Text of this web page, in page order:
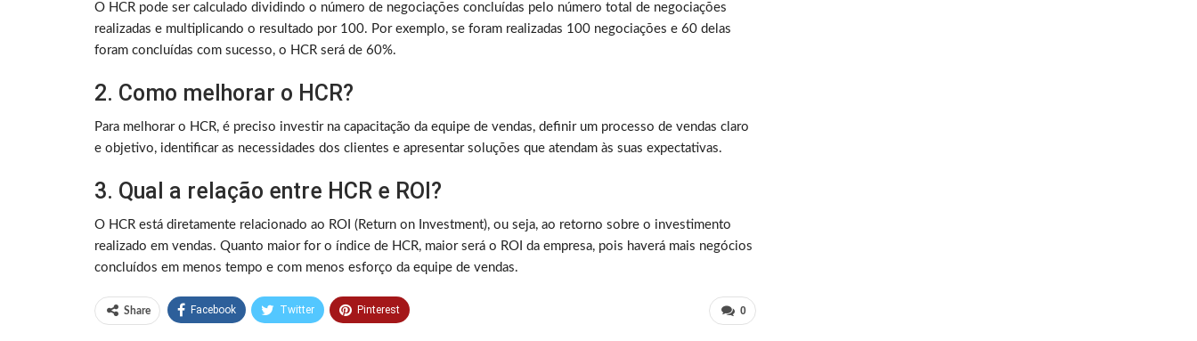
O HCR pode ser calculado dividindo o número de negociações concluídas pelo número total de negociações
realizadas e multiplicando o resultado por 100. Por exemplo, se foram realizadas 100 negociações e 60 delas
foram concluídas com sucesso, o HCR será de 60%.
2. Como melhorar o HCR?
Para melhorar o HCR, é preciso investir na capacitação da equipe de vendas, definir um processo de vendas claro
e objetivo, identificar as necessidades dos clientes e apresentar soluções que atendam às suas expectativas.
3. Qual a relação entre HCR e ROI?
O HCR está diretamente relacionado ao ROI (Return on Investment), ou seja, ao retorno sobre o investimento
realizado em vendas. Quanto maior for o índice de HCR, maior será o ROI da empresa, pois haverá mais negócios
concluídos em menos tempo e com menos esforço da equipe de vendas.
0
Share Facebook Twitter Pinterest